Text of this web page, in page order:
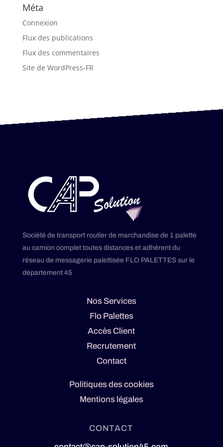
Méta
Connexion
Flux des publications
Flux des commentaires
Site de WordPress-FR
Société de transport routier de marchandise de 1 palette
au camion complet toutes distances et adhérent du
réseau de messagerie palettisée FLO PALETTES sur le
département 45
Nos Services
Flo Palettes
Accès Client
Recrutement
Contact
Politiques des cookies
Mentions légales
CONTACT